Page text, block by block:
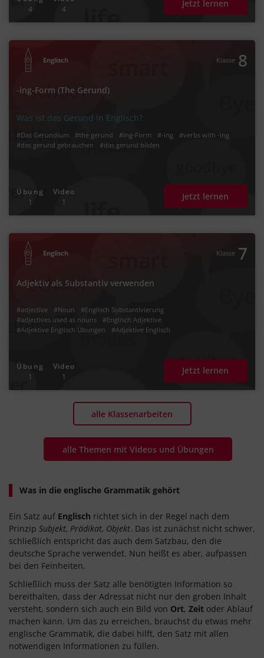
4
4
Jetzt lernen
Englisch Klasse 8
-ing-Form (The Gerund)
Was ist das Gerund in Englisch?
#Das Gerundium #the gerund #ing-Form #-ing
#verbs with -ing
#das gerund gebrauchen
#das gerund bilden
Übung
1
Video
1
Jetzt lernen
Englisch Klasse 7
Adjektiv als Substantiv verwenden
#adjective #Noun
#Englisch Substantivierung
#adjectives used as nouns
#Englisch Adjektive
#Adjektive Englisch Übungen
#Adjektive Englisch
Übung
1
Video
1
Jetzt lernen
alle Klassenarbeiten
alle Themen mit Videos und Übungen
Was in die englische Grammatik gehört
Ein Satz auf Englisch richtet sich in der Regel nach dem
Prinzip Subjekt, Prädikat, Objekt. Das ist zunächst nicht schwer,
schließlich entspricht das auch dem Satzbau, den die
deutsche Sprache verwendet. Nun heißt es aber, aufpassen
bei den Feinheiten.
Schließlich muss der Satz alle benötigten Information so
bereithalten, dass der Adressat nicht nur den groben Inhalt
versteht, sondern sich auch ein Bild von Ort, Zeit oder Ablauf
machen kann. Um das zu erreichen, brauchst du etwas mehr
englische Grammatik, die dabei hilft, den Satz mit allen
notwendigen Informationen zu füllen.